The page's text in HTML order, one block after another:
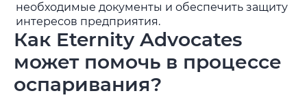
необходимые документы и обеспечить защиту
интересов предприятия.
Как Eternity Advocates
может помочь в процессе
оспаривания?